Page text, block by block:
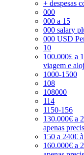
+ despesas
000
000 a 15
000 salary
000 USD
10
100.000£ a
viagem e
1000-1500
108
108000
114
1150-156
130.000€ a
apenas
150 a 240€
160.000€ a